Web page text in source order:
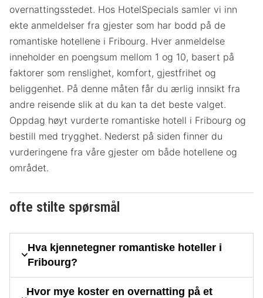
overnattingsstedet. Hos HotelSpecials samler vi inn
ekte anmeldelser fra gjester som har bodd på de
romantiske hotellene i Fribourg. Hver anmeldelse
inneholder en poengsum mellom 1 og 10, basert på
faktorer som renslighet, komfort, gjestfrihet og
beliggenhet. På denne måten får du ærlig innsikt fra
andre reisende slik at du kan ta det beste valget.
Oppdag høyt vurderte romantiske hotell i Fribourg og
bestill med trygghet. Nederst på siden finner du
vurderingene fra våre gjester om både hotellene og
området.
ofte stilte spørsmål
Hva kjennetegner romantiske hoteller i
Fribourg?
Hvor mye koster en overnatting på et